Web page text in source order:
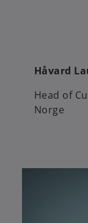
Håvard
Head of
Norge